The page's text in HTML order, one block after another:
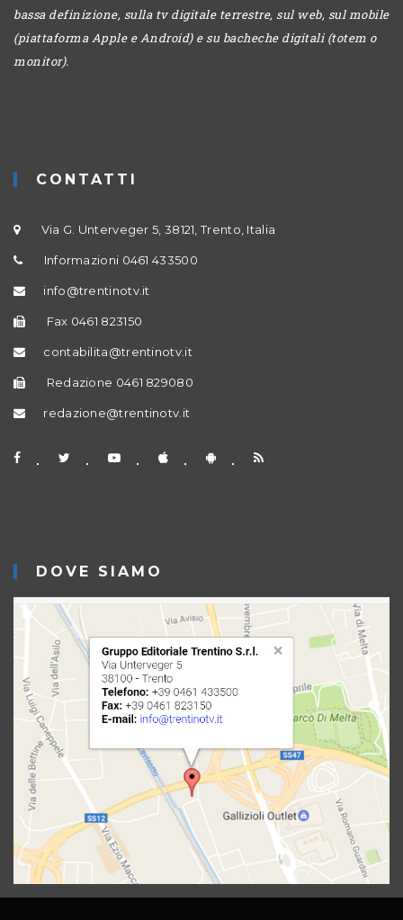
bassa definizione, sulla tv digitale terrestre, sul web, sul mobile
(piattaforma Apple e Android) e su bacheche digitali (totem o
monitor).
CONTATTI
Via G. Unterveger 5, 38121, Trento, Italia
Informazioni 0461 433500
info@trentinotv.it
Fax 0461 823150
contabilita@trentinotv.it
Redazione 0461 829080
redazione@trentinotv.it
DOVE SIAMO